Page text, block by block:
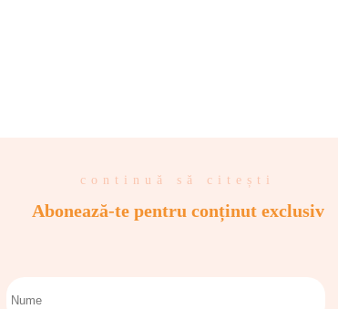
continuă să citești
Abonează-te pentru conținut exclusiv